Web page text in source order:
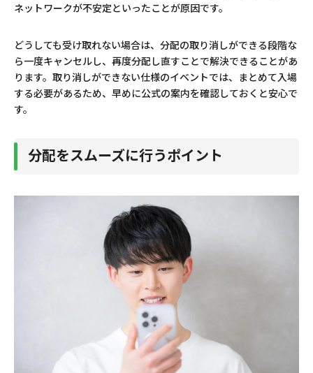
ネットワークが不安定といったことが原因です。
どうしても受け取れない場合は、分配の取り消しができる段階な
ら一度キャンセルし、再度分配し直すことで解決できることがあ
ります。取り消しができない仕様のイベントでは、まとめて入場
する必要があるため、早めに公式の案内を確認しておくと安心で
す。
分配をスムーズに行うポイント